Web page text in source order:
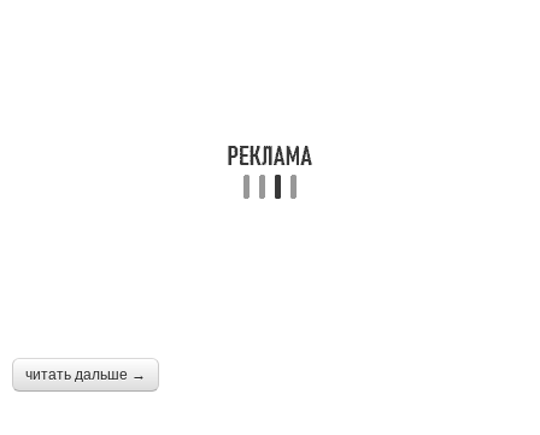
читать дальше →